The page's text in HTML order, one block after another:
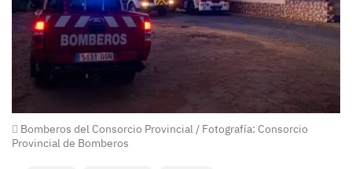
Bomberos del Consorcio Provincial / Fotografía: Consorcio
Provincial de Bomberos